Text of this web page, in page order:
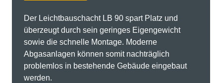
Der Leichtbauschacht LB 90 spart Platz und
überzeugt durch sein geringes Eigengewicht
sowie die schnelle Montage. Moderne
Abgasanlagen können somit nachträglich
problemlos in bestehende Gebäude eingebaut
werden.